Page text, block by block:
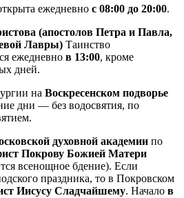
ежедневно с 08:00 до 20:00.
(апостолов Петра и Павла,
Лавры) Таинство
ежедневно в 13:00, кроме
дней.
на Воскресенском подворье
дни — без водосвятия, по
духовной академии по
Покрову Божией Матери
всенощное бдение). Если
праздника, то в Покровском
Иисусу Сладчайшему. Начало в